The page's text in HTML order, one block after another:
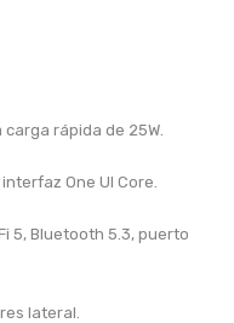
rápida de 25W.
One UI Core.
5, Bluetooth 5.3, puerto
lateral.